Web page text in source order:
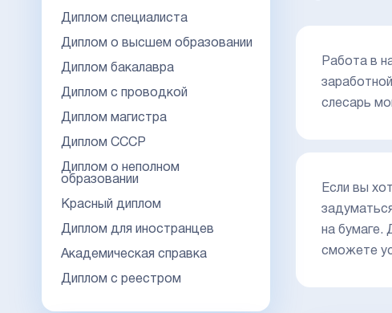
Диплом специалиста
Диплом о высшем образовании
Диплом бакалавра
Диплом с проводкой
Диплом магистра
Диплом СССР
Диплом о неполном
образовании
Красный диплом
Диплом для иностранцев
Академическая справка
Диплом с реестром
Работа в
слесарь
Если вы
на бумаге.
сможете